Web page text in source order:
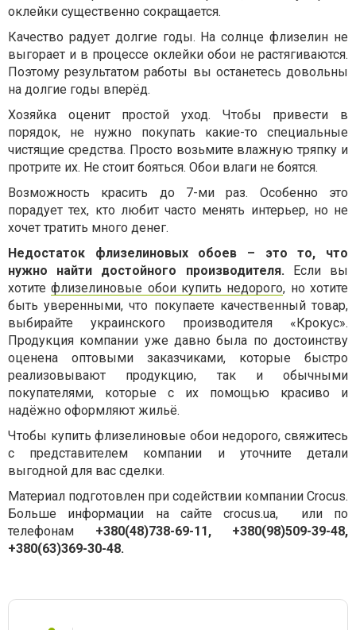
оклейки существенно сокращается.
Качество радует долгие годы. На солнце флизелин не
выгорает и в процессе оклейки обои не растягиваются.
Поэтому результатом работы вы останетесь довольны
на долгие годы вперёд.
Хозяйка оценит простой уход. Чтобы привести в
порядок, не нужно покупать какие-то специальные
чистящие средства. Просто возьмите влажную тряпку и
протрите их. Не стоит бояться. Обои влаги не боятся.
Возможность красить до 7-ми раз. Особенно это
порадует тех, кто любит часто менять интерьер, но не
хочет тратить много денег.
Недостаток флизелиновых обоев – это то, что
нужно найти достойного производителя.Если вы
хотитефлизелиновые обои купить недорого, но хотите
быть уверенными, что покупаете качественный товар,
выбирайте украинского производителя «Крокус».
Продукция компании уже давно была по достоинству
оценена оптовыми заказчиками, которые быстро
реализовывают продукцию, так и обычными
покупателями, которые с их помощью красиво и
надёжно оформляют жильё.
Чтобы купить флизелиновые обои недорого, свяжитесь
с представителем компании и уточните детали
выгодной для вас сделки.
Материал подготовлен при содействии компании Crocus.
Больше информации на сайте crocus.ua, или по
телефонам +380(48)738-69-11, +380(98)509-39-48,
+380(63)369-30-48.